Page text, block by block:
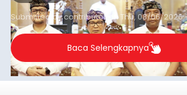
Submitted bycontributor onThu, 08/06/2026
Baca Selengkapnya